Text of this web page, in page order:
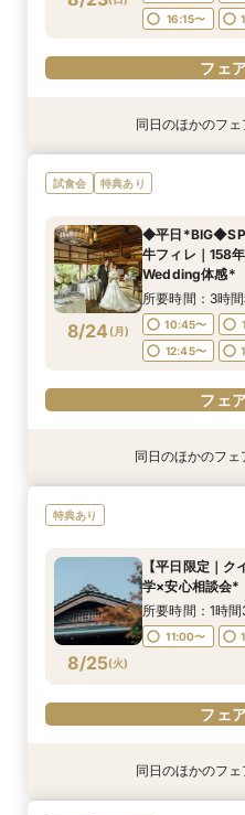
16:15〜
フェ
特典あり
8/23(日)
＼夏BIG*／最
結婚式ALL体験
所要時間：3時
11:15〜
16:15〜
フェ
8/23(日)
フォトウェディ
16:30〜
フェ
特典あり
8/23(日)
【6名様～少人
16:30〜
フェ
特典あり
8/23(日)
＼マイナビ限定
華20大特典プレ
所要時間：3時
11:15〜
16:15〜
フェ
特典あり
8/23(日)
【お料理重視の
ンチの融合＊シ
11:30〜
フェ
同日のほかのフェ
試食会 特典あり
8/24 (月)
◆平日*BIG◆SP
牛フィレ｜158
Wedding体感*
所要時間：3時
10:45〜
12:45〜
フェ
8/24(月)
11:00〜
8/24(月)
【平日限定｜
11:00〜
8/24(月)
【オンライン
12:00〜
16:00〜
特典あり
8/24(月)
【平日限定】“
11:00〜
同日のほかのフェ
特典あり
8/25(火)
【平日限定｜
学×安心相談会*
所要時間：1時
11:00〜
フェ
同日のほかのフェ